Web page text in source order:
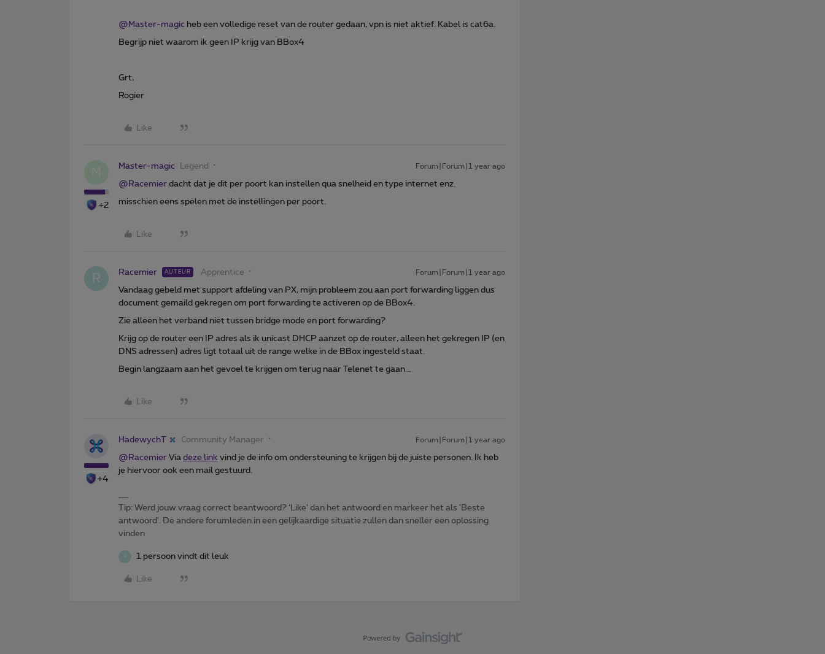
@Master-magic heb een volledige reset van de router gedaan, vpn is niet aktief. Kabel is cat6a.
Begrijp niet waarom ik geen IP krijg van BBox4
Grt,
Rogier
Like
+2
Master-magic Legend Forum|Forum|1 year ago
@Racemier dacht dat je dit per poort kan instellen qua snelheid en type internet enz.
misschien eens spelen met de instellingen per poort.
Like
R Racemier AUTEUR Apprentice Forum|Forum|1 year ago
Vandaag gebeld met support afdeling van PX, mijn probleem zou aan port forwarding liggen dus
document gemaild gekregen om port forwarding te activeren op de BBox4.
Zie alleen het verband niet tussen bridge mode en port forwarding?
Krijg op de router een IP adres als ik unicast DHCP aanzet op de router, alleen het gekregen IP (en
DNS adressen) adres ligt totaal uit de range welke in de BBox ingesteld staat.
Begin langzaam aan het gevoel te krijgen om terug naar Telenet te gaan...
Like
+4
HadewychT Community Manager Forum|Forum|1 year ago
@Racemier Via deze link vind je de info om ondersteuning te krijgen bij de juiste personen. Ik heb
je hiervoor ook een mail gestuurd.
Tip: Werd jouw vraag correct beantwoord? ‘Like’ dan het antwoord en markeer het als 'Beste
antwoord'. De andere forumleden in een gelijkaardige situatie zullen dan sneller een oplossing
vinden
R 1 persoon vindt dit leuk
Like